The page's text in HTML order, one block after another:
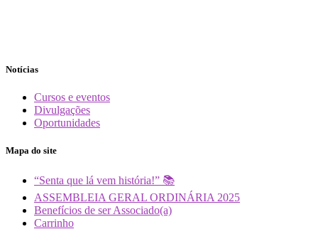
Notícias
Cursos e eventos
Divulgações
Oportunidades
Mapa do site
“Senta que lá vem história!” 📚
ASSEMBLEIA GERAL ORDINÁRIA 2025
Benefícios de ser Associado(a)
Carrinho